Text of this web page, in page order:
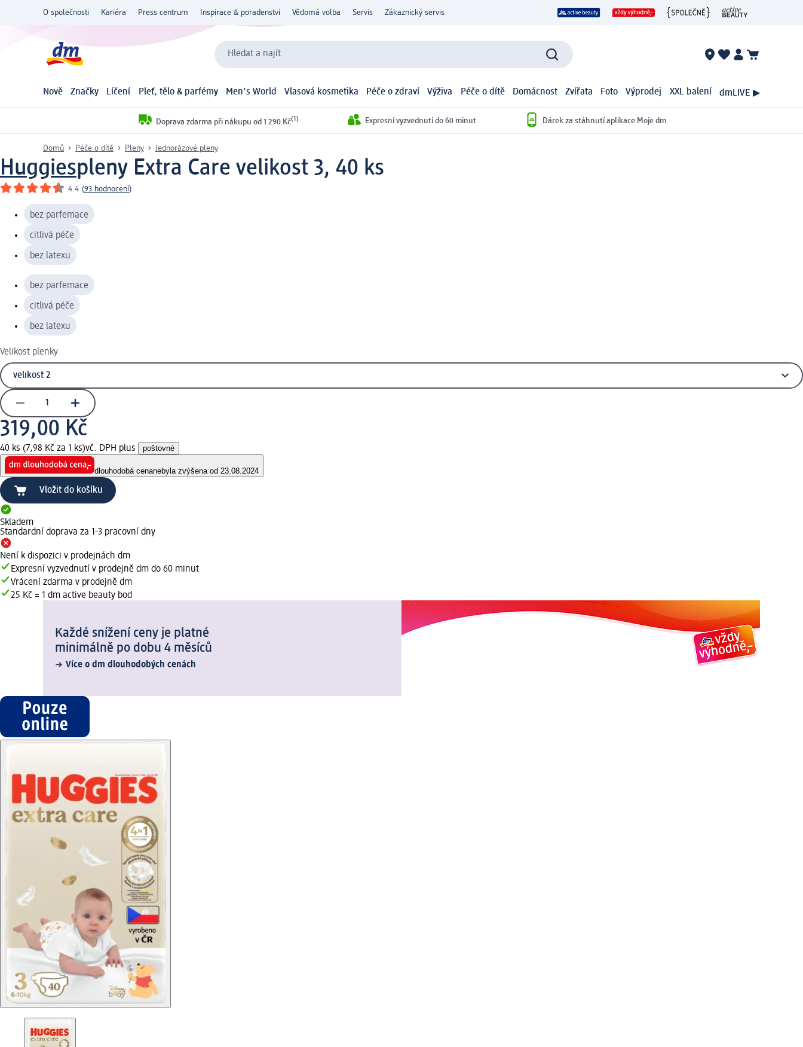
O společnosti Kariéra Press centrum Inspirace & poradenství Vědomá volba Servis Zákaznický servis
Hledat a najít
Nově Značky Líčení Pleť, tělo & parfémy Men's World Vlasová kosmetika Péče o zdraví Výživa Péče o dítě Domácnost Zvířata Foto Výprodej XXL balení dmLIVE ▶
Doprava zdarma při nákupu od 1 290 Kč(1) Expresní vyzvednutí do 60 minut Dárek za stáhnutí aplikace Moje dm
Domů Péče o dítě Pleny Jednorázové pleny
Huggiespleny Extra Care velikost 3, 40 ks
4.4 (93 hodnocení)
bez parfemace
citlivá péče
bez latexu
bez parfemace
citlivá péče
bez latexu
Velikost plenky
319,00 Kč
40 ks (7,98 Kč za 1 ks)vč. DPH plus poštovné
dlouhodobá cenanebyla zvýšena od 23.08.2024
Vložit do košíku
Skladem
Standardní doprava za 1-3 pracovní dny
Není k dispozici v prodejnách dm
Expresní vyzvednutí v prodejně dm do 60 minut
Vrácení zdarma v prodejně dm
25 Kč = 1 dm active beauty bod
Každé snížení ceny je platné
minimálně po dobu 4 měsíců
Více o dm dlouhodobých cenách